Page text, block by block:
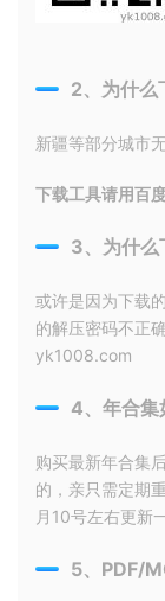
2、为什么
新疆等部分城市
下载工具请用百
3、为什么
或许是因为下载
的解压密码不正
yk1008.com
4、年合集
购买最新年合集
的，亲只需定期
月10号左右更新
5、PDF/